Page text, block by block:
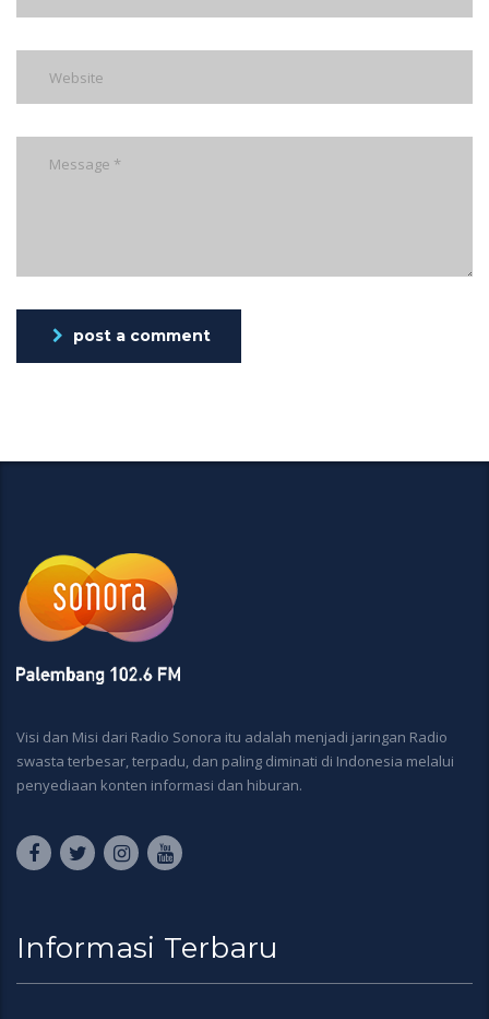
post a comment
Visi dan Misi dari Radio Sonora itu adalah menjadi jaringan Radio
swasta terbesar, terpadu, dan paling diminati di Indonesia melalui
penyediaan konten informasi dan hiburan.
Informasi Terbaru